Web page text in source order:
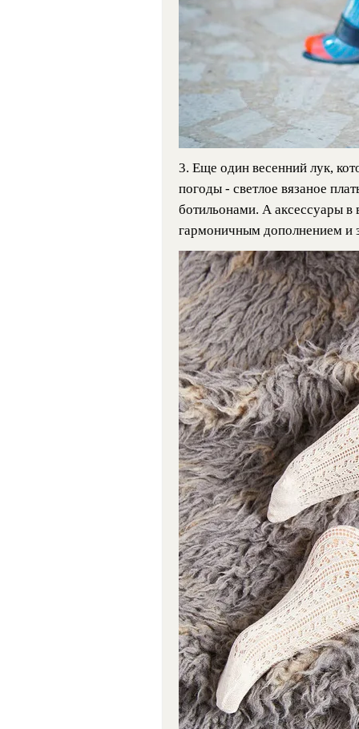
3. Еще один весенний лук,
погоды - светлое вязаное
ботильонами. А аксессуары
гармоничным дополнением